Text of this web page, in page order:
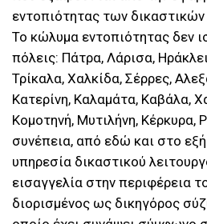
εντοπιότητας των
Το κώλυμα εντοπιότητας δεν
πόλεις: Πάτρα, Λάρισα,
Τρίκαλα, Χαλκίδα, Σέρρες,
Κατερίνη, Καλαμάτα, Καβάλα,
Κομοτηνή, Μυτιλήνη, Κέρκυρα,
συνέπεια, από εδώ και στο
υπηρεσία δικαστικού
εισαγγελία στην περιφέρεια
διορισμένος ως δικηγόρος